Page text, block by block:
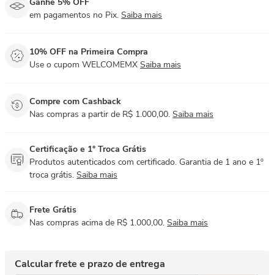
em pagamentos no Pix. Saiba mais
10% OFF na Primeira Compra
Use o cupom WELCOMEMX Saiba mais
Compre com Cashback
Nas compras a partir de R$ 1.000,00. Saiba mais
Certificação e 1° Troca Grátis
Produtos autenticados com certificado. Garantia de 1 ano e 1º
troca grátis. Saiba mais
Frete Grátis
Nas compras acima de R$ 1.000,00. Saiba mais